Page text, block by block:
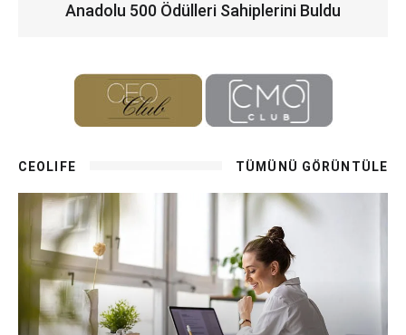
Anadolu 500 Ödülleri Sahiplerini Buldu
CEOLIFE TÜMÜNÜ GÖRÜNTÜLE